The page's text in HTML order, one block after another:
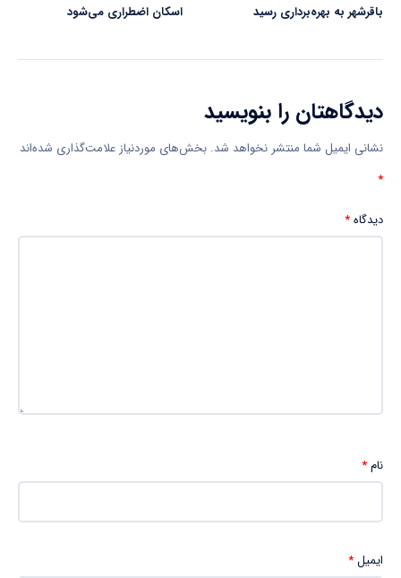
باقرشهر به بهره‌برداری رسید
اسکان اضطراری می‌شود
دیدگاهتان را بنویسید
نشانی ایمیل شما منتشر نخواهد شد. بخش‌های موردنیاز علامت‌گذاری شده‌اند
*
دیدگاه*
نام*
ایمیل*